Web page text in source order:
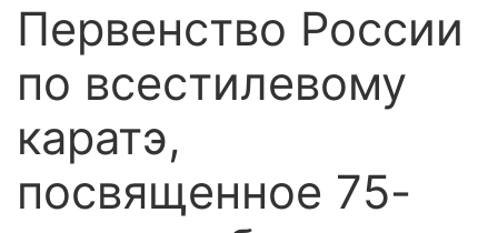
Первенство России
по всестилевому
каратэ,
посвященное 75-